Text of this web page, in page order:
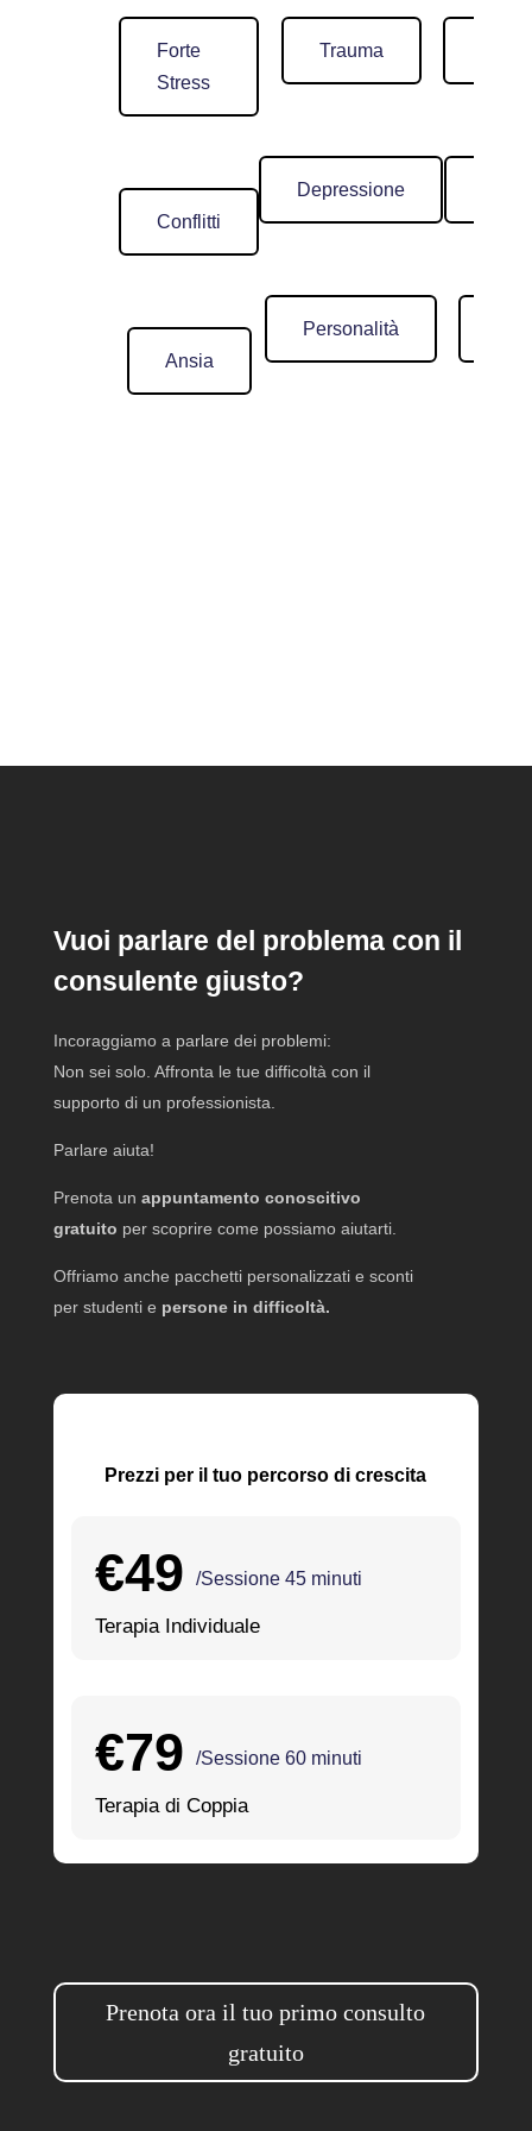
Forte
Stress
Conflitti
Ansia
Trauma
Depressione
Personalità
Vuoi parlare del problema con il
consulente giusto?
Incoraggiamo a parlare dei problemi:
Non sei solo. Affronta le tue difficoltà con il
supporto di un professionista.
Parlare aiuta!
Prenota un appuntamento conoscitivo
gratuito per scoprire come possiamo aiutarti.
Offriamo anche pacchetti personalizzati e sconti
per studenti e persone in difficoltà.
Prezzi per il tuo percorso di crescita
€49 /Sessione 45 minuti
Terapia Individuale
€79 /Sessione 60 minuti
Terapia di Coppia
Prenota ora il tuo primo consulto
gratuito